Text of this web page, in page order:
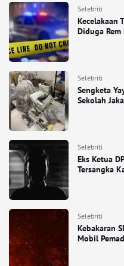
Selebriti
Kecelakaan
Diduga Rem
Selebriti
Sengketa
Sekolah
Selebriti
Eks Ketua
Tersangka
Selebriti
Kebakaran
Mobil